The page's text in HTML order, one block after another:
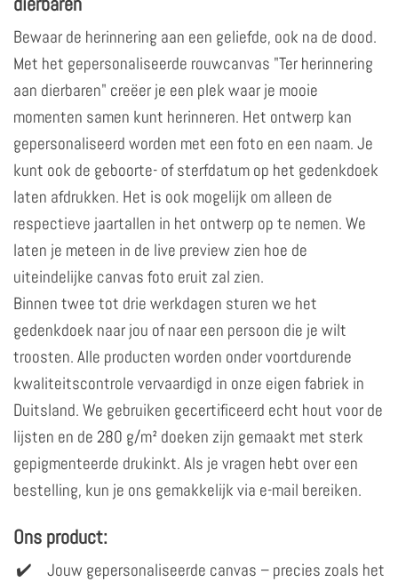
Bewaar de herinnering aan een geliefde, ook na de dood.
Met het gepersonaliseerde rouwcanvas "Ter herinnering
aan dierbaren" creëer je een plek waar je mooie
momenten samen kunt herinneren. Het ontwerp kan
gepersonaliseerd worden met een foto en een naam. Je
kunt ook de geboorte- of sterfdatum op het gedenkdoek
laten afdrukken. Het is ook mogelijk om alleen de
respectieve jaartallen in het ontwerp op te nemen. We
laten je meteen in de live preview zien hoe de
uiteindelijke canvas foto eruit zal zien.
Binnen twee tot drie werkdagen sturen we het
gedenkdoek naar jou of naar een persoon die je wilt
troosten. Alle producten worden onder voortdurende
kwaliteitscontrole vervaardigd in onze eigen fabriek in
Duitsland. We gebruiken gecertificeerd echt hout voor de
lijsten en de 280 g/m² doeken zijn gemaakt met sterk
gepigmenteerde drukinkt. Als je vragen hebt over een
bestelling, kun je ons gemakkelijk via e-mail bereiken.
Ons product:
Jouw gepersonaliseerde canvas – precies zoals het